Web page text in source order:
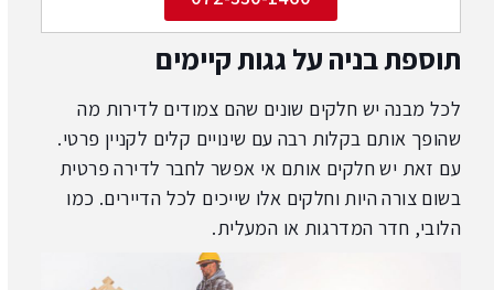
תוספת בניה על גגות קיימים
לכל מבנה יש חלקים שונים שהם צמודים לדירות מה
שהופך אותם בקלות רבה עם שינויים קלים לקניין פרטי.
עם זאת יש חלקים אותם אי אפשר לחבר לדירה פרטית
בשום צורה היות וחלקים אלו שייכים לכל הדיירים. כמו
הלובי, חדר המדרגות או המעלית.